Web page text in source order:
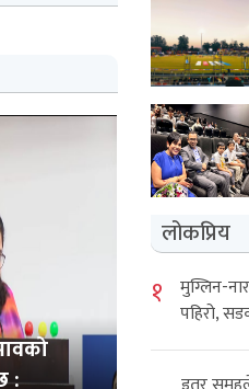
:
लोकप्रिय
१
मुग्लिन-
पहिरो,